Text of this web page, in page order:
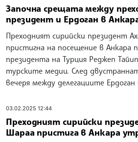
Започна срещата между
президент и Ердоган в
Преходният сирийски президент
пристигна на посещение в Анкара
президента на Турция Реджеп
турските медии. След
вечеря между делегациите
03.02.2025 12:44
Преходният сирийски
Шараа пристига в Анкара